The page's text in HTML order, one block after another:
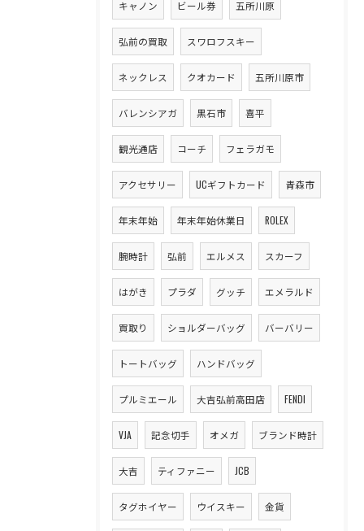
キャノン ビール券 五所川原
弘前の買取 スワロフスキー
ネックレス クオカード 五所川原市
バレンシアガ 黒石市 喜平
観光通店 コーチ フェラガモ
アクセサリー UCギフトカード 青森市
年末年始 年末年始休業日 ROLEX
腕時計 弘前 エルメス スカーフ
はがき プラダ グッチ エメラルド
買取り ショルダーバッグ バーバリー
トートバッグ ハンドバッグ
プルミエール 大吉弘前高田店 FENDI
VJA 記念切手 オメガ ブランド時計
大吉 ティファニー JCB
タグホイヤー ウイスキー 金貨